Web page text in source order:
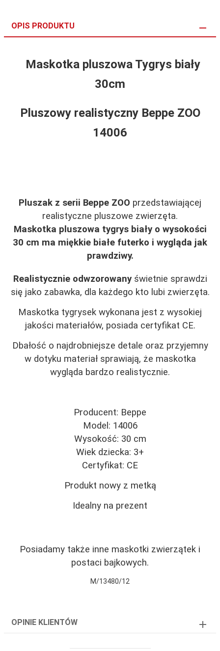
OPIS PRODUKTU
Maskotka pluszowa Tygrys biały
30cm
Pluszowy realistyczny Beppe ZOO
14006
Pluszak z serii Beppe ZOO przedstawiającej
realistyczne pluszowe zwierzęta.
Maskotka pluszowa tygrys biały o wysokości
30 cm ma miękkie białe futerko i wygląda jak
prawdziwy.
Realistycznie odwzorowanyświetnie sprawdzi
się jako zabawka, dla każdego kto lubi zwierzęta.
Maskotka tygrysek wykonana jest z wysokiej
jakości materiałów, posiada certyfikat CE.
Dbałość o najdrobniejsze detale oraz przyjemny
w dotyku materiał sprawiają, że maskotka
wygląda bardzo realistycznie.
Producent: Beppe
Model: 14006
Wysokość: 30 cm
Wiek dziecka: 3+
Certyfikat: CE
Produkt nowy z metką
Idealny na prezent
Posiadamy także inne maskotki zwierzątek i
postaci bajkowych.
M/13480/12
OPINIE KLIENTÓW